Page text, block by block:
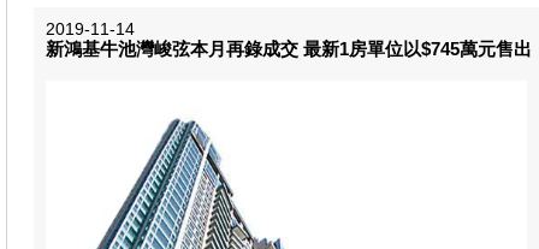
2019-11-14
新鴻基牛池灣峻弦本月再錄成交 最新1房單位以$745萬元售出